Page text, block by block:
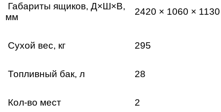
Габариты ящиков, Д×Ш×В,
мм
2420 × 1060 × 1130
Сухой вес, кг 295
Топливный бак, л 28
Кол-во мест 2